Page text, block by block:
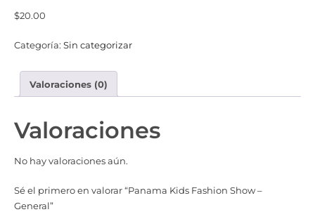
$20.00
Categoría: Sin categorizar
Valoraciones (0)
Valoraciones
No hay valoraciones aún.
Sé el primero en valorar “Panama Kids Fashion Show –
General”